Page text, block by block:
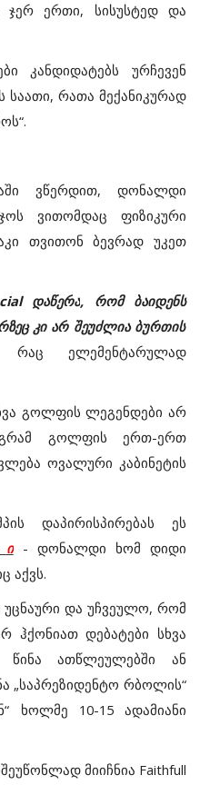
ჯერ ერთი, სისუსტედ და
კანდიდატებს
ურჩევენ
საათი, რათა მექანიკურად
“.
ვწერდით, დონალდი
ჯოს ვითომდაც
ფიზიკური
თვითონ ბევრად უკეთ
დაწერა, რომ
ბაიდენს
კი არ შეუძლია ბურთის
რაც
ელემენტარულად
გოლფის ლეგენდები არ
გოლფის ერთ-ერთ
ოვალური კაბინეტის
დაპირისპირებას
ეს
ი- დონალდი ხომ დიდი
აქვს.
უცნაური და უჩვეულო,რომ
ჰქონიათ დებატები სხვა
წინა ათწლეულებში
ან
„საპრეზიდენტო რბოლის“
ხოლმე 10-15ადამიანი
მიიჩნია Faithfull